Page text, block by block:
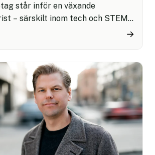
står inför en växande
– särskilt inom tech och STEM,
och Svenska Institutet, som
konkreta verktyg för att
rekrytering.
→